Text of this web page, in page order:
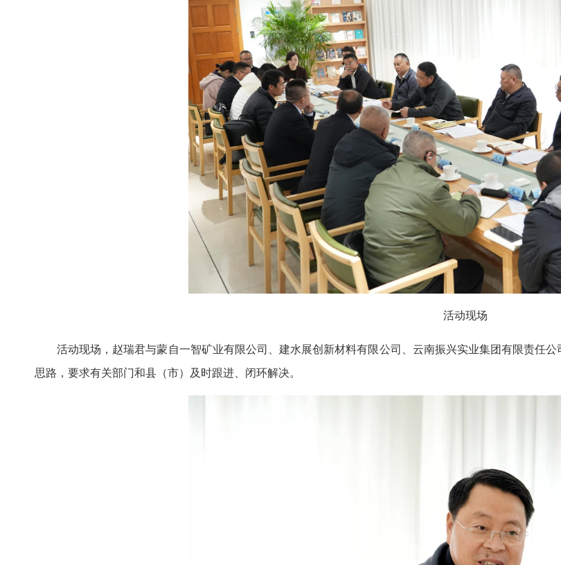
活动现场
活动现场，赵瑞君与蒙自一智矿业有限公司、建水展创新材料有限公司、云南振兴实业集团有限责任
思路，要求有关部门和县（市）及时跟进、闭环解决。